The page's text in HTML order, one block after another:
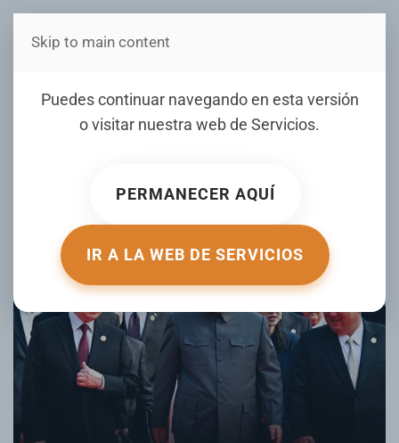
Estás en Telenord Medios
Puedes continuar navegando en esta versión
o visitar nuestra web de Servicios.
PERMANECER AQUÍ
IR A LA WEB DE SERVICIOS
Skip to main content
Trump acusa a Xi, Kim y
Putin de conspirar contra
ESCRITO POR LISTINDIARIO.COM EL 03 SEPTIEMBRE 2025